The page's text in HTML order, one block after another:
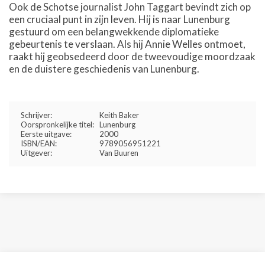
Ook de Schotse journalist John Taggart bevindt zich op
een cruciaal punt in zijn leven. Hij is naar Lunenburg
gestuurd om een belangwekkende diplomatieke
gebeurtenis te verslaan. Als hij Annie Welles ontmoet,
raakt hij geobsedeerd door de tweevoudige moordzaak
en de duistere geschiedenis van Lunenburg.
Schrijver:
Keith Baker
Oorspronkelijke titel: Lunenburg
Eerste uitgave:
2000
ISBN/EAN:
9789056951221
Uitgever:
Van Buuren